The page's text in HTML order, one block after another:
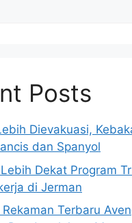
Posts
Dievakuasi,
dan Spanyol
Dekat Program
di Jerman
Terbaru